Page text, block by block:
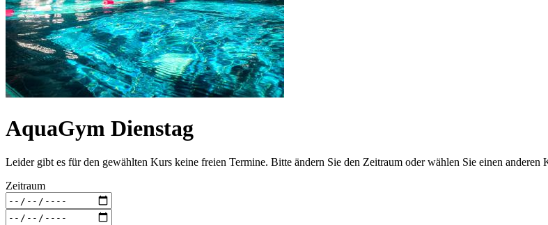
AquaGym Dienstag
Leider gibt es für den gewählten Kurs keine freien Termine. Bitte ändern Sie den Zeitraum oder wählen Sie einen anderen
Zeitraum